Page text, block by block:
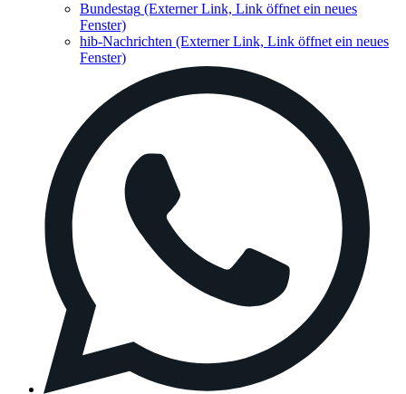
Bundestag (Externer Link, Link öffnet ein neues
Fenster)
hib-Nachrichten (Externer Link, Link öffnet ein neues
Fenster)